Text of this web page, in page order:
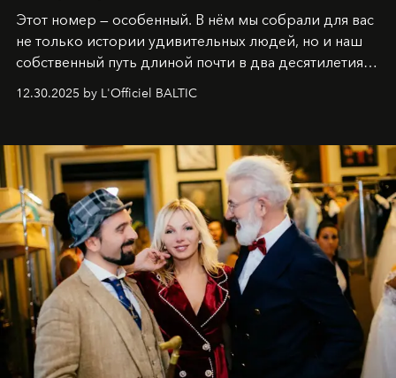
Этот номер — особенный. В нём мы собрали для вас
не только истории удивительных людей, но и наш
собственный путь длиной почти в два десятилетия.
Вместо привычного подведения итогов мы от всей
души говорим спасибо каждому, кто был с нами все
самыми искренними пожеланиями и теплом, ваша
командаL’Officiel Baltic .
12.30.2025 by L'Officiel BALTIC